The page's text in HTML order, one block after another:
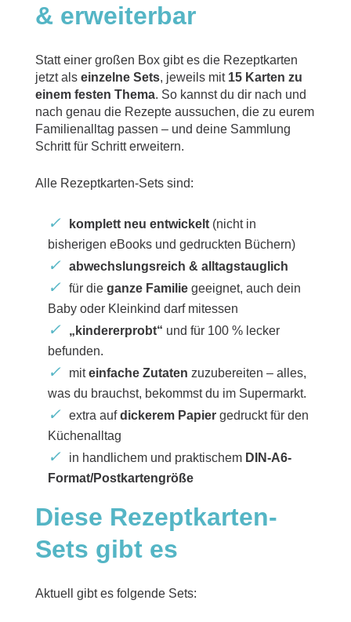
& erweiterbar
Statt einer großen Box gibt es die Rezeptkarten
jetzt als einzelne Sets, jeweils mit 15 Karten zu
einem festen Thema. So kannst du dir nach und
nach genau die Rezepte aussuchen, die zu eurem
Familienalltag passen – und deine Sammlung
Schritt für Schritt erweitern.
Alle Rezeptkarten-Sets sind:
komplett neu entwickelt (nicht in
bisherigen eBooks und gedruckten Büchern)
abwechslungsreich & alltagstauglich
für die ganze Familiegeeignet, auch dein
Baby oder Kleinkind darf mitessen
„kindererprobt“ und für 100 % lecker
befunden.
miteinfache Zutaten zuzubereiten – alles,
was du brauchst, bekommst du im Supermarkt.
extra aufdickerem Papiergedruckt für den
Küchenalltag
in handlichem und praktischem DIN-A6-
Format/Postkartengröße
Diese Rezeptkarten-
Sets gibt es
Aktuell gibt es folgende Sets: